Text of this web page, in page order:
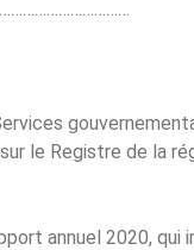
le Registre de la
annuel 2020, qui